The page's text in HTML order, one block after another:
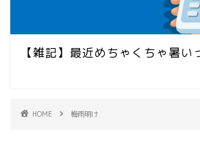
【雑記】最近めちゃくちゃ暑い
HOME 梅雨明け